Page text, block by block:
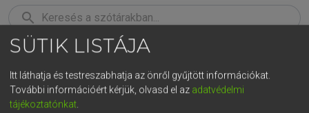
search
KERESÉS
Európai uniós terminológiai szótár
SÜTIK LISTÁJA
Itt láthatja és testreszabhatja az önről gyűjtött információkat.
További információért kérjük, olvasd el az adatvédelmi
tájékoztatónkat.
GR
t z u i o p